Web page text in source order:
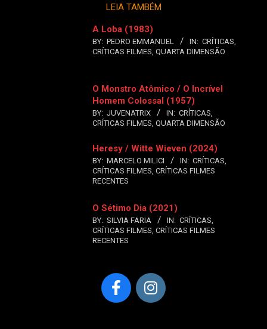
LEIA TAMBÉM
A Loba (1983)
BY: PEDRO EMMANUEL IN: CRÍTICAS,
CRÍTICAS FILMES, QUARTA DIMENSÃO
O Monstro Atômico / O Incrível
Homem Colossal (1957)
BY: JUVENATRIX IN: CRÍTICAS,
CRÍTICAS FILMES, QUARTA DIMENSÃO
Heresy / Witte Wieven (2024)
BY: MARCELO MILICI IN: CRÍTICAS,
CRÍTICAS FILMES, CRÍTICAS FILMES
RECENTES
O Sétimo Dia (2021)
BY: SILVIA FARIA IN: CRÍTICAS,
CRÍTICAS FILMES, CRÍTICAS FILMES
RECENTES